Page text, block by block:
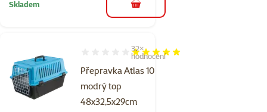
Skladem do košíku
Přepravka Atlas 10
modrý top
48x32,5x29cm
Hodnocení 98%, počet hodnocení: 32
32×
hodnocení